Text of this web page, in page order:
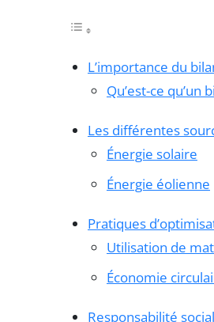
L’importance du
Qu’est-ce qu’un
Les différentes
Énergie solaire
Énergie éolienne
Pratiques
Utilisation de
Économie
Responsabilité